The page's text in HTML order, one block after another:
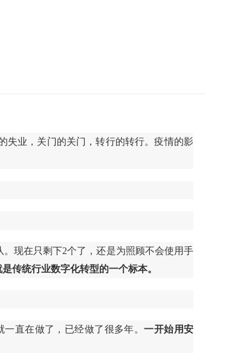
失业，关门的关门，转行的转行。疫情的影
现在只剩下2个了，还是为照顾不会使用手
传统行业数字化转型的一个标本。
一直在做了，已经做了很多年。一开始用安